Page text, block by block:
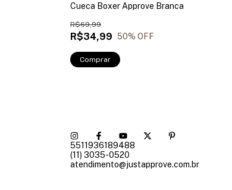
Cueca Boxer Approve Branca
R$34,99
R$69,99
50% OFF
Comprar
5511936189488
(11) 3035-0520
atendimento@justapprove.com.br